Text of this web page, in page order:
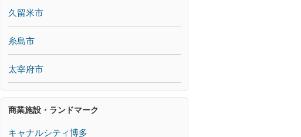
久留米市
糸島市
太宰府市
商業施設・ランドマーク
キャナルシティ博多